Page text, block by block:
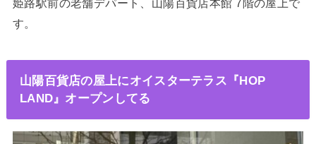
姫路駅前の老舗デパート、山陽百貨店本館 7階の屋上で
す。
山陽百貨店の屋上にオイスターテラス『HOP
LAND』オープンしてる